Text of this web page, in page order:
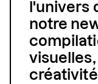
l'univers
notre